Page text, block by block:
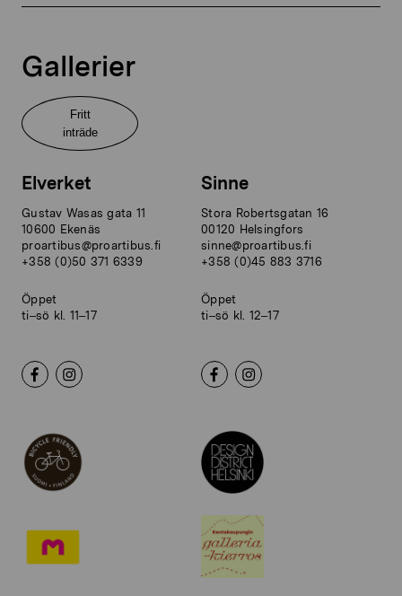
Gallerier
Fritt
inträde
Elverket
Gustav Wasas gata 11
10600 Ekenäs
proartibus@proartibus.fi
+358 (0)50 371 6339
Öppet
ti–sö kl. 11–17
Sinne
Stora Robertsgatan 16
00120 Helsingfors
sinne@proartibus.fi
+358 (0)45 883 3716
Öppet
ti–sö kl. 12–17